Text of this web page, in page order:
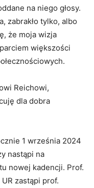
na niego głosy.
zabrakło tylko, albo
że moja wizja
większości
Reichowi,
dla dobra
1 września 2024
nastąpi na
nowej kadencji. Prof.
zastąpi prof.